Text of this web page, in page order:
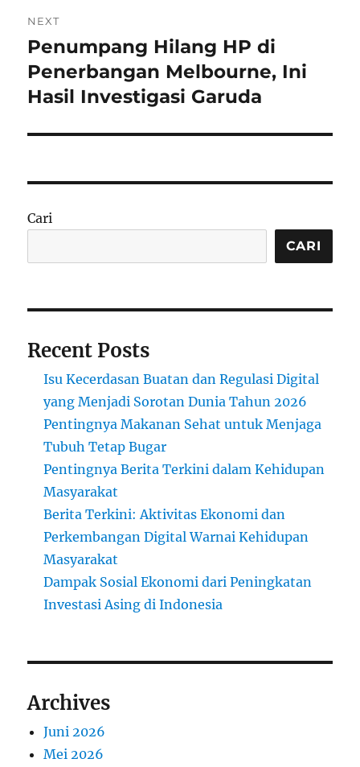
NEXT
Next
post:
Penumpang Hilang HP di
Penerbangan Melbourne, Ini
Hasil Investigasi Garuda
Cari
CARI
Recent Posts
Isu Kecerdasan Buatan dan Regulasi Digital
yang Menjadi Sorotan Dunia Tahun 2026
Pentingnya Makanan Sehat untuk Menjaga
Tubuh Tetap Bugar
Pentingnya Berita Terkini dalam Kehidupan
Masyarakat
Berita Terkini: Aktivitas Ekonomi dan
Perkembangan Digital Warnai Kehidupan
Masyarakat
Dampak Sosial Ekonomi dari Peningkatan
Investasi Asing di Indonesia
Archives
Juni 2026
Mei 2026